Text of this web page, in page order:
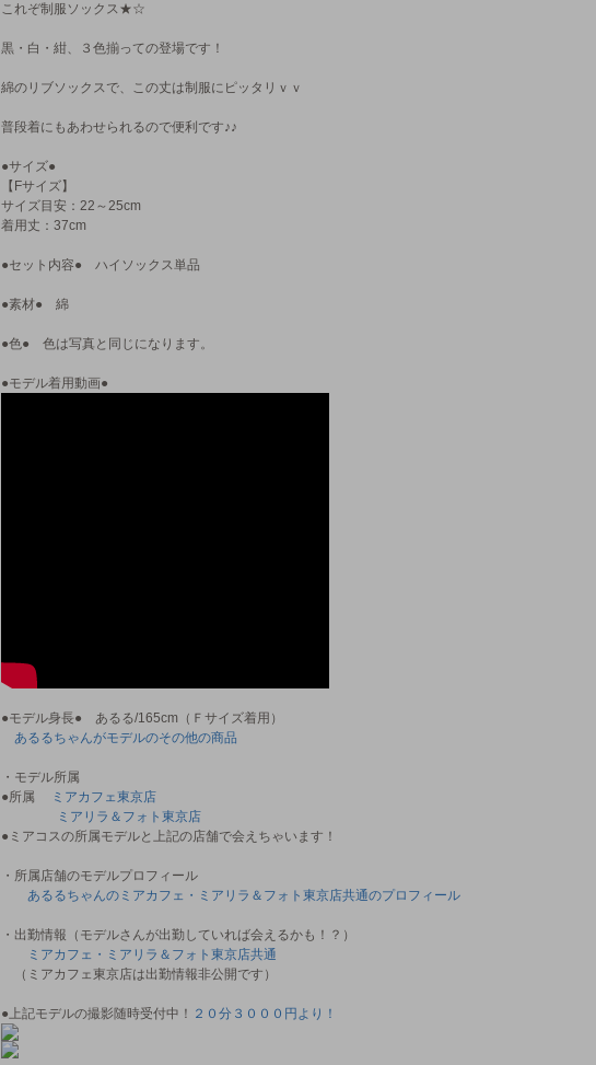
これぞ制服ソックス★☆
黒・白・紺、３色揃っての登場です！
綿のリブソックスで、この丈は制服にピッタリｖｖ
普段着にもあわせられるので便利です♪♪
●サイズ●
【Fサイズ】
サイズ目安：22～25cm
着用丈：37cm
●セット内容● ハイソックス単品
●素材● 綿
●色● 色は写真と同じになります。
●モデル着用動画●
●モデル身長● あるる/165cm（Ｆサイズ着用）
あるるちゃんがモデルのその他の商品
・モデル所属
●所属
ミアカフェ東京店
ミアリラ＆フォト東京店
●ミアコスの所属モデルと上記の店舗で会えちゃいます！
・所属店舗のモデルプロフィール
あるるちゃんのミアカフェ・ミアリラ＆フォト東京店共通のプロフィール
・出勤情報（モデルさんが出勤していれば会えるかも！？）
ミアカフェ・ミアリラ＆フォト東京店共通
（ミアカフェ東京店は出勤情報非公開です）
●上記モデルの撮影随時受付中！ ２０分３０００円より！